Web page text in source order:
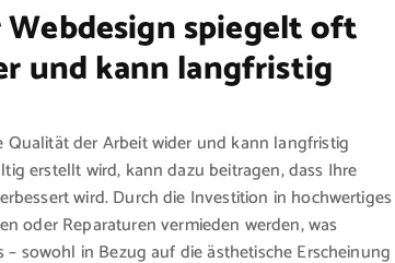
spiegelt oft
und kann langfristig
der Arbeit wider und kann langfristig
erstellt wird, kann dazu beitragen, dass Ihre
wird. Durch die Investition in hochwertiges
oder Reparaturen vermieden werden, was
sowohl in Bezug auf die ästhetische Erscheinung